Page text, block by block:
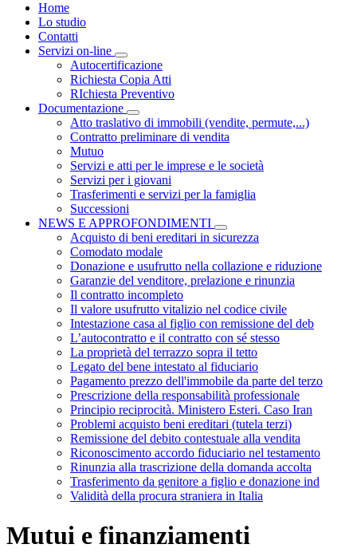
Home
Lo studio
Contatti
Servizi on-line
Visualizza menù di secondo livello
Autocertificazione
Richiesta Copia Atti
RIchiesta Preventivo
Documentazione
Visualizza menù di secondo livello
Atto traslativo di immobili (vendite, permute,...)
Contratto preliminare di vendita
Mutuo
Servizi e atti per le imprese e le società
Servizi per i giovani
Trasferimenti e servizi per la famiglia
Successioni
NEWS E APPROFONDIMENTI
Visualizza menù di secondo
Acquisto di beni ereditari in sicurezza
Comodato modale
Donazione e usufrutto nella collazione e riduzione
Garanzie del venditore, prelazione e rinunzia
Il contratto incompleto
Il valore usufrutto vitalizio nel codice civile
Intestazione casa al figlio con remissione del deb
L’autocontratto e il contratto con sé stesso
La proprietà del terrazzo sopra il tetto
Legato del bene intestato al fiduciario
Pagamento prezzo dell'immobile da parte del terzo
Prescrizione della responsabilità professionale
Principio reciprocità. Ministero Esteri. Caso Iran
Problemi acquisto beni ereditari (tutela terzi)
Remissione del debito contestuale alla vendita
Riconoscimento accordo fiduciario nel testamento
Rinunzia alla trascrizione della domanda accolta
Trasferimento da genitore a figlio e donazione ind
Validità della procura straniera in Italia
Mutui e finanziamenti